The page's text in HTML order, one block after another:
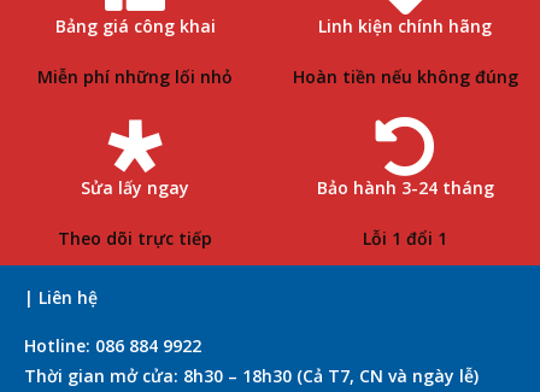
Bảng giá công khai
Miễn phí những lối nhỏ
Linh kiện chính hãng
Hoàn tiền nếu không đúng
Sửa lấy ngay
Theo dõi trực tiếp
Bảo hành 3-24 tháng
Lỗi 1 đổi 1
| Liên hệ
Hotline: 086 884 9922
Thời gian mở cửa: 8h30 – 18h30 (Cả T7, CN và ngày lễ)